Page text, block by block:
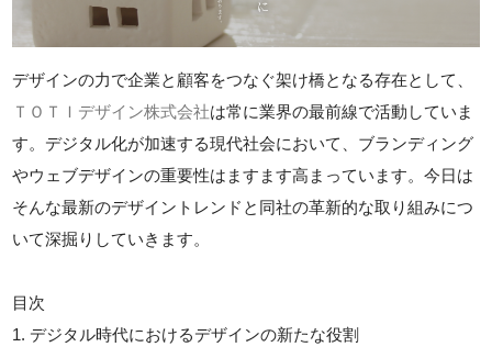
デザインの力で企業と顧客をつなぐ架け橋となる存在として、
ＴＯＴＩデザイン株式会社は常に業界の最前線で活動していま
す。デジタル化が加速する現代社会において、ブランディング
やウェブデザインの重要性はますます高まっています。今日は
そんな最新のデザイントレンドと同社の革新的な取り組みにつ
いて深掘りしていきます。
目次
1. デジタル時代におけるデザインの新たな役割